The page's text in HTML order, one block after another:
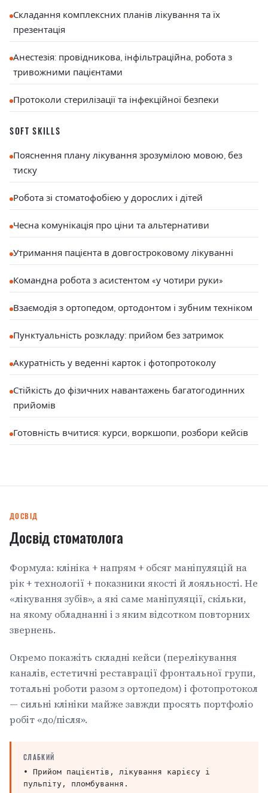
Складання комплексних планів лікування та їх
презентація
Анестезія: провідникова, інфільтраційна, робота з
тривожними пацієнтами
Протоколи стерилізації та інфекційної безпеки
SOFT SKILLS
Пояснення плану лікування зрозумілою мовою, без
тиску
Робота зі стоматофобією у дорослих і дітей
Чесна комунікація про ціни та альтернативи
Утримання пацієнта в довгостроковому лікуванні
Командна робота з асистентом «у чотири руки»
Взаємодія з ортопедом, ортодонтом і зубним техніком
Пунктуальність розкладу: прийом без затримок
Акуратність у веденні карток і фотопротоколу
Стійкість до фізичних навантажень багатогодинних
прийомів
Готовність вчитися: курси, воркшопи, розбори кейсів
ДОСВІД
Досвід стоматолога
Формула: клініка + напрям + обсяг маніпуляцій на
рік + технології + показники якості й лояльності. Не
«лікування зубів», а які саме маніпуляції, скільки,
на якому обладнанні і з яким відсотком повторних
звернень.
Окремо покажіть складні кейси (перелікування
каналів, естетичні реставрації фронтальної групи,
тотальні роботи разом з ортопедом) і фотопротокол
— сильні клініки майже завжди просять портфоліо
робіт «до/після».
СЛАБКИЙ
• Прийом пацієнтів, лікування карієсу і
пульпіту, пломбування.